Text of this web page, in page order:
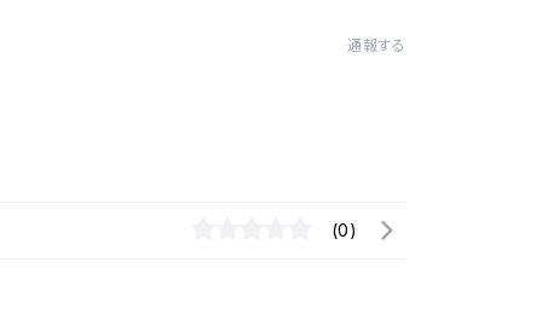
通報する
(0)